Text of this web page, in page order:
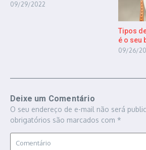
09/29/2022
Tipos
é o seu
09/26/
Deixe um Comentário
O seu endereço de e-mail não será
obrigatórios são marcados com *